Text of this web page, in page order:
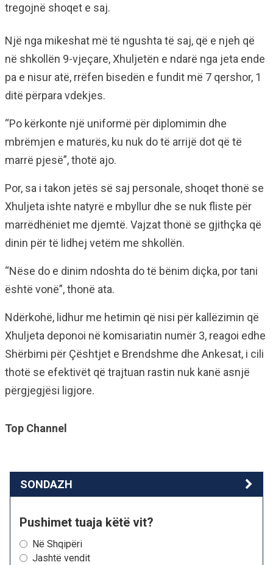
tregojnë shoqet e saj.
Një nga mikeshat më të ngushta të saj, që e njeh që
në shkollën 9-vjeçare, Xhuljetën e ndarë nga jeta ende
pa e nisur atë, rrëfen bisedën e fundit më 7 qershor, 1
ditë përpara vdekjes.
“Po kërkonte një uniformë për diplomimin dhe
mbrëmjen e maturës, ku nuk do të arrijë dot që të
marrë pjesë”, thotë ajo.
Por, sa i takon jetës së saj personale, shoqet thonë se
Xhuljeta ishte natyrë e mbyllur dhe se nuk fliste për
marrëdhëniet me djemtë. Vajzat thonë se gjithçka që
dinin për të lidhej vetëm me shkollën.
“Nëse do e dinim ndoshta do të bënim diçka, por tani
është vonë”, thonë ata.
Ndërkohë, lidhur me hetimin që nisi për kallëzimin që
Xhuljeta deponoi në komisariatin numër 3, reagoi edhe
Shërbimi për Çështjet e Brendshme dhe Ankesat, i cili
thotë se efektivët që trajtuan rastin nuk kanë asnjë
përgjegjësi ligjore.
Top Channel
SONDAZH
Pushimet tuaja këtë vit?
Në Shqipëri
Jashtë vendit